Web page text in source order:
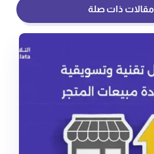
مقالات ذات صلة